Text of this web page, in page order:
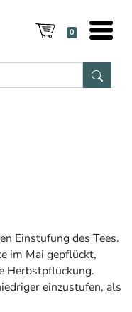
0
Einstufung des Tees.
im Mai gepflückt,
Herbstpflückung.
einzustufen, als